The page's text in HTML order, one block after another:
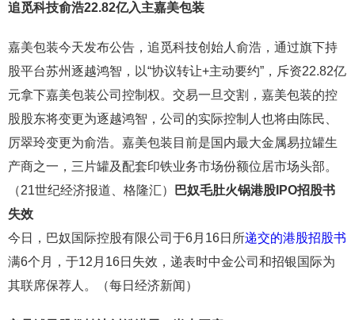
追觅科技俞浩22.82亿入主嘉美包装
嘉美包装今天发布公告，追觅科技创始人俞浩，通过旗下持
股平台苏州逐越鸿智，以“协议转让+主动要约”，斥资22.82亿
元拿下嘉美包装公司控制权。交易一旦交割，嘉美包装的控
股股东将变更为逐越鸿智，公司的实际控制人也将由陈民、
厉翠玲变更为俞浩。嘉美包装目前是国内最大金属易拉罐生
产商之一，三片罐及配套印铁业务市场份额位居市场头部。
（21世纪经济报道、格隆汇）
巴奴毛肚火锅港股 IPO招股书
失效
今日，巴奴国际控股有限公司于6月16日所递交的港股招股书
满6个月，于12月16日失效，递表时中金公司和招银国际为
其联席保荐人。（每日经济新闻）